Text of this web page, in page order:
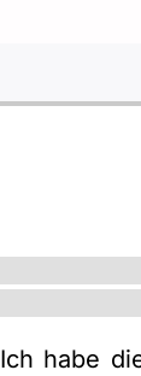
Ich habe